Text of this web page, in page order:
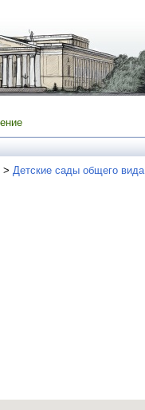
> Детские сады общего вида